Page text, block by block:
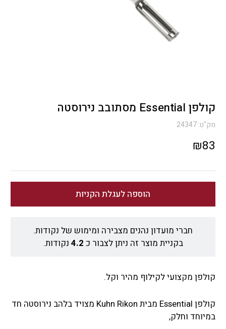
קולפן Essential מסתובב נירוסטה
מק"ט:24347
₪83
הוספה לעגלת הקניות
חברי מועדון נהנים מצבירה ומימוש של נקודות.
בקניית מוצר זה ניתן לצבור כ 4.2 נקודות.
קולפן מקצועי לקילוף מהיר וקל.
קולפן Essential מבית Kuhn Rikon מצויד בלהב נירוסטה חד
במיוחד וחלק,